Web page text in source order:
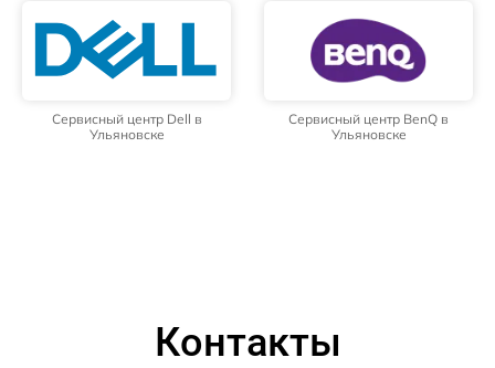
Сервисный центр Dell в
Ульяновске
Сервисный центр BenQ в
Ульяновске
Контакты